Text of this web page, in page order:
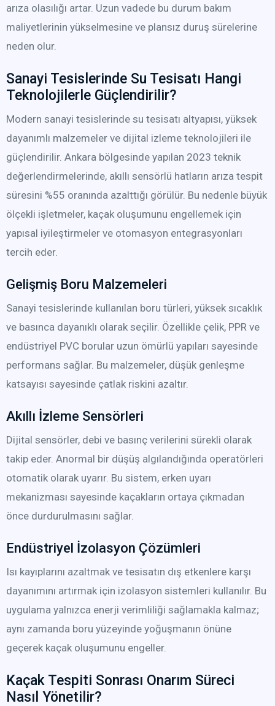
arıza olasılığı artar. Uzun vadede bu durum bakım
maliyetlerinin yükselmesine ve plansız duruş sürelerine
neden olur.
Sanayi Tesislerinde Su Tesisatı Hangi
Teknolojilerle Güçlendirilir?
Modern sanayi tesislerinde su tesisatı altyapısı, yüksek
dayanımlı malzemeler ve dijital izleme teknolojileri ile
güçlendirilir. Ankara bölgesinde yapılan 2023 teknik
değerlendirmelerinde, akıllı sensörlü hatların arıza tespit
süresini %55 oranında azalttığı görülür. Bu nedenle büyük
ölçekli işletmeler, kaçak oluşumunu engellemek için
yapısal iyileştirmeler ve otomasyon entegrasyonları
tercih eder.
Gelişmiş Boru Malzemeleri
Sanayi tesislerinde kullanılan boru türleri, yüksek sıcaklık
ve basınca dayanıklı olarak seçilir. Özellikle çelik, PPR ve
endüstriyel PVC borular uzun ömürlü yapıları sayesinde
performans sağlar. Bu malzemeler, düşük genleşme
katsayısı sayesinde çatlak riskini azaltır.
Akıllı İzleme Sensörleri
Dijital sensörler, debi ve basınç verilerini sürekli olarak
takip eder. Anormal bir düşüş algılandığında operatörleri
otomatik olarak uyarır. Bu sistem, erken uyarı
mekanizması sayesinde kaçakların ortaya çıkmadan
önce durdurulmasını sağlar.
Endüstriyel İzolasyon Çözümleri
Isı kayıplarını azaltmak ve tesisatın dış etkenlere karşı
dayanımını artırmak için izolasyon sistemleri kullanılır. Bu
uygulama yalnızca enerji verimliliği sağlamakla kalmaz;
aynı zamanda boru yüzeyinde yoğuşmanın önüne
geçerek kaçak oluşumunu engeller.
Kaçak Tespiti Sonrası Onarım Süreci
Nasıl Yönetilir?